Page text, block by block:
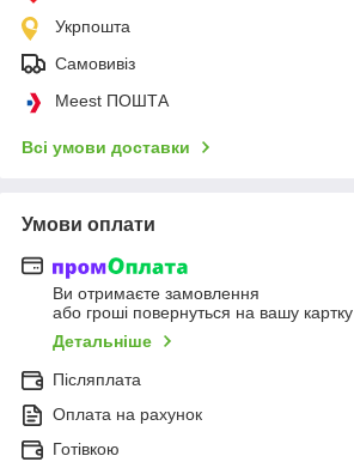
Укрпошта
Самовивіз
Meest ПОШТА
Всі умови доставки
Умови оплати
Ви отримаєте замовлення
або гроші повернуться на вашу картку
Детальніше
Післяплата
Оплата на рахунок
Готівкою